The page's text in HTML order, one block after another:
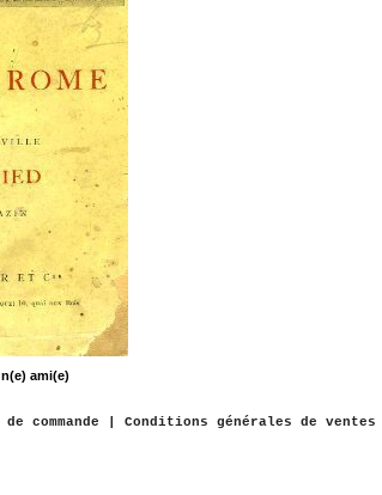
ami(e)
commande |Conditions générales de ventes